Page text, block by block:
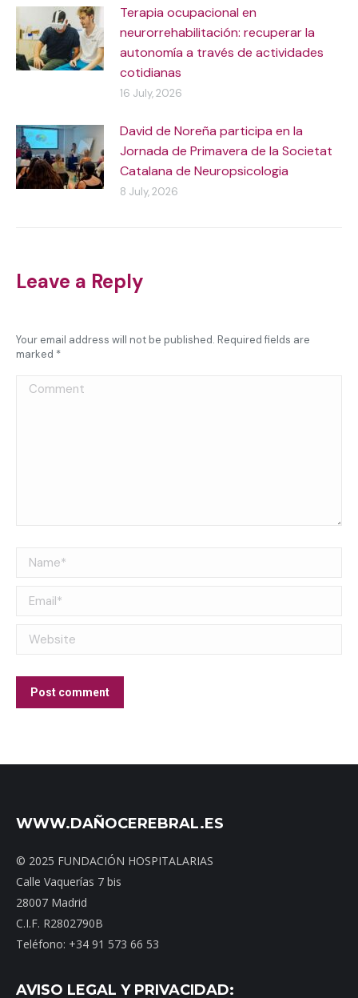
Terapia ocupacional en
neurorrehabilitación: recuperar la
autonomía a través de actividades
cotidianas
16 July, 2026
David de Noreña participa en la
Jornada de Primavera de la Societat
Catalana de Neuropsicologia
8 July, 2026
Leave a Reply
Your email address will not be published. Required fields are
marked *
Comment
Name *
Email *
Website
Post comment
WWW.DAÑOCEREBRAL.ES
© 2025 FUNDACIÓN HOSPITALARIAS
Calle Vaquerías 7 bis
28007 Madrid
C.I.F. R2802790B
Teléfono: +34 91 573 66 53
AVISO LEGAL Y PRIVACIDAD: